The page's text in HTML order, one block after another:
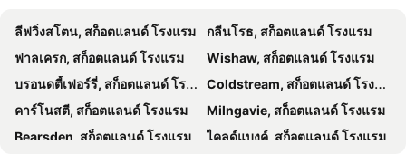
Stay Central Hotel
Du Vin & Bistro
A Haven Townhouse
ลีฟวิ่งสโตน, สก็อตแลนด์ โรงแรม
กลีนโรธ, สก็อตแลนด์ โรงแรม
ฟาลเครก, สก็อตแลนด์ โรงแรม
Wishaw, สก็อตแลนด์ โรงแรม
บรอนดตี้เฟอร์รี่, สก็อตแลนด์ โรงแรม
Coldstream, สก็อตแลนด์ โรงแรม
คาร์โนสตี, สก็อตแลนด์ โรงแรม
Milngavie, สก็อตแลนด์ โรงแรม
Bearsden, สก็อตแลนด์ โรงแรม
ไคลด์แบงค์, สก็อตแลนด์ โรงแรม